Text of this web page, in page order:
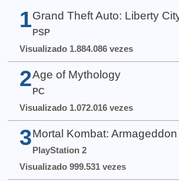
1 Grand Theft Auto: Liberty
PSP
Visualizado 1.884.086 vezes
2 Age of Mythology
PC
Visualizado 1.072.016 vezes
3 Mortal Kombat: Armageddon
PlayStation 2
Visualizado 999.531 vezes